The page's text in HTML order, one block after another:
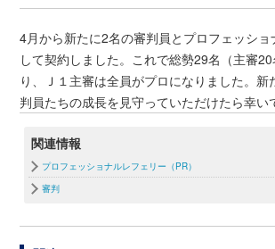
4月から新たに2名の審判員とプロフェッショ
して契約しました。これで総勢29名（主審
り、Ｊ１主審は全員がプロになりました。新
判員たちの成長を見守っていただけたら幸い
関連情報
プロフェッショナルレフェリー（PR）
審判